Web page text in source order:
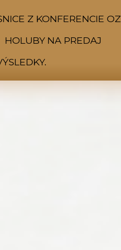
Z KONFERENCIE OZ
HOLUBY NA PREDAJ